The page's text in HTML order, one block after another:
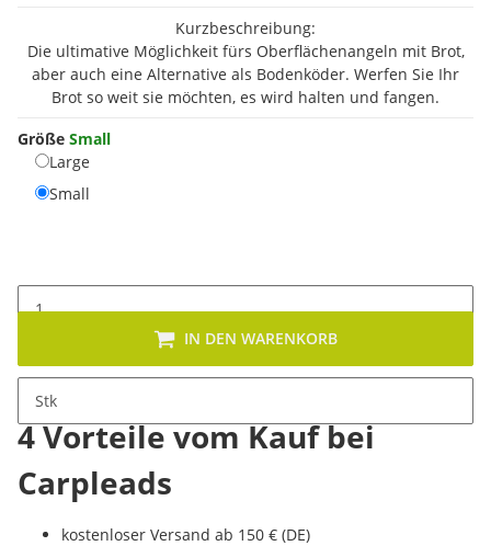
Kurzbeschreibung:
Die ultimative Möglichkeit fürs Oberflächenangeln mit Brot,
aber auch eine Alternative als Bodenköder. Werfen Sie Ihr
Brot so weit sie möchten, es wird halten und fangen.
Größe Small
Large
Small
Stk
IN DEN WARENKORB
4 Vorteile vom Kauf bei
Carpleads
kostenloser Versand ab 150 € (DE)